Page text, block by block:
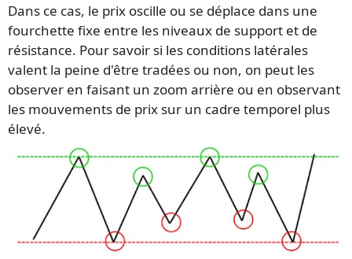
Dans ce cas, le prix oscille ou se déplace dans une
fourchette fixe entre les niveaux de support et de
résistance. Pour savoir si les conditions latérales
valent la peine d'être tradées ou non, on peut les
observer en faisant un zoom arrière ou en observant
les mouvements de prix sur un cadre temporel plus
élevé.